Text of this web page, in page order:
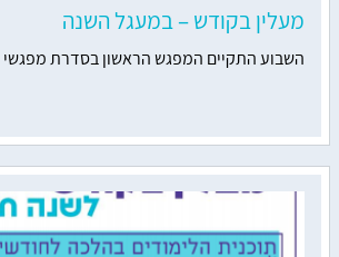
מעלין בקודש – במעגל השנה
השבוע התקיים המפגש הראשון בסדרת מפגשי